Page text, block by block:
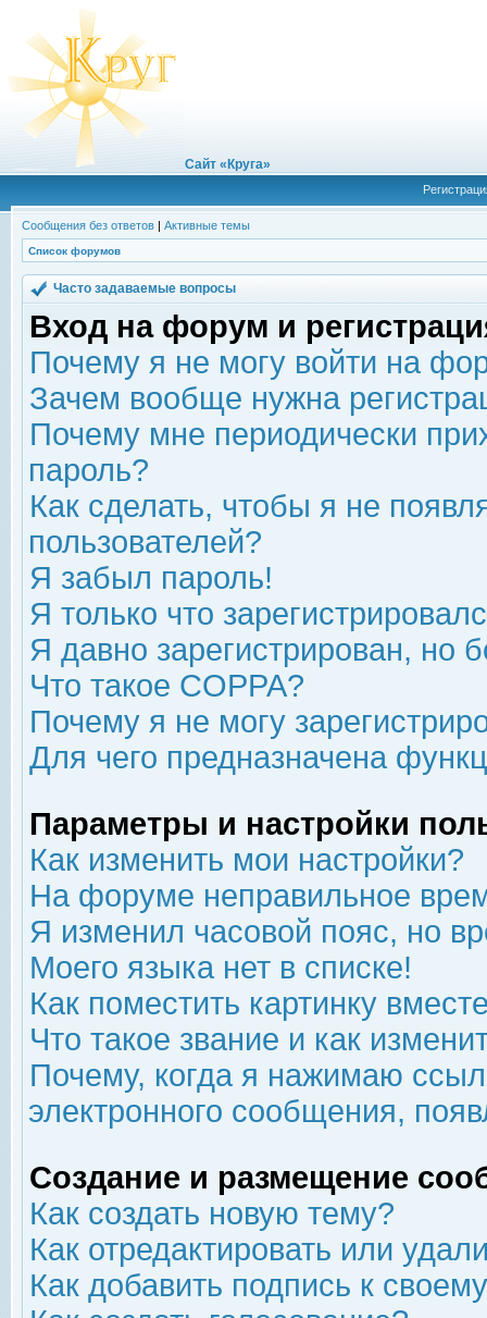
Сайт «Круга»
Сообщения без ответов | Активные темы
Список форумов
Часто задаваемые вопросы
Вход на форум и
Почему я не могу войти на
Зачем вообще нужна
Почему мне периодически
пароль?
Как сделать, чтобы я не
пользователей?
Я забыл пароль!
Я только что
Я давно зарегистрирован, но
Что такое COPPA?
Почему я не могу
Для чего предназначена
Параметры и настройки
Как изменить мои настройки?
На форуме неправильное
Я изменил часовой пояс, но
Моего языка нет в списке!
Как поместить картинку
Что такое звание и как
Почему, когда я нажимаю
электронного сообщения,
Создание и размещение
Как создать новую тему?
Как отредактировать или
Как добавить подпись к